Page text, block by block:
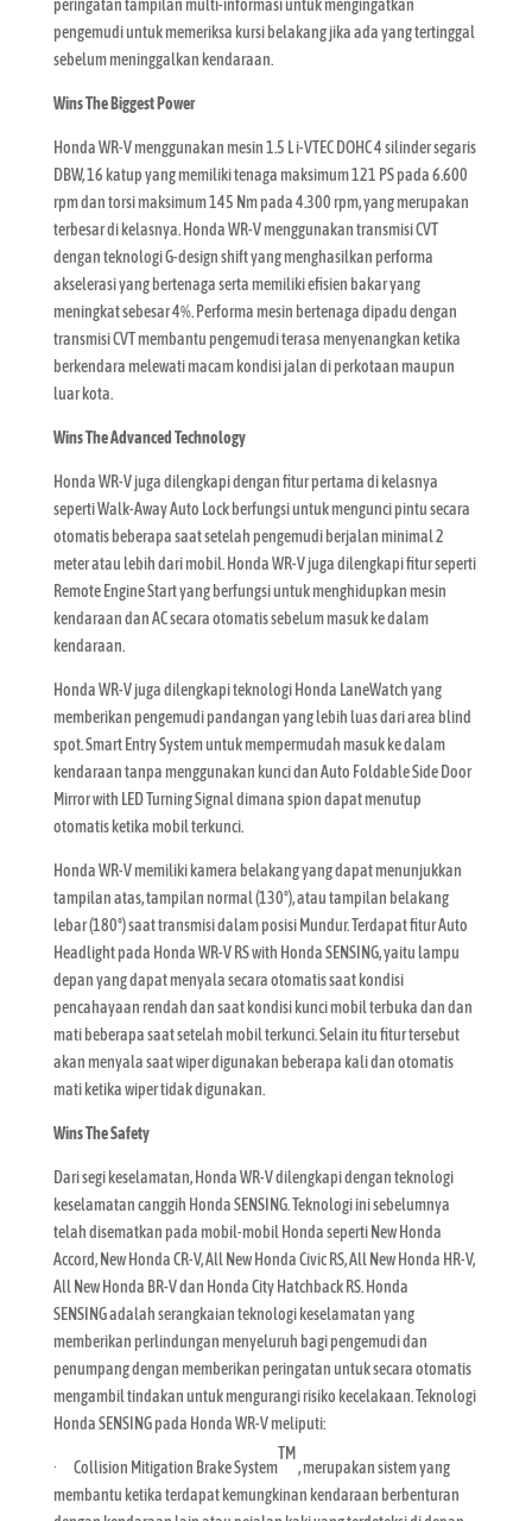
peringatan tampilan multi-informasi untuk mengingatkan
pengemudi untuk memeriksa kursi belakang jika ada yang tertinggal
sebelum meninggalkan kendaraan.
Wins The Biggest Power
Honda WR-V menggunakan mesin 1.5 L i-VTEC DOHC 4 silinder segaris
DBW, 16 katup yang memiliki tenaga maksimum 121 PS pada 6.600
rpm dan torsi maksimum 145 Nm pada 4.300 rpm, yang merupakan
terbesar di kelasnya. Honda WR-V menggunakan transmisi CVT
dengan teknologi G-design shift yang menghasilkan performa
akselerasi yang bertenaga serta memiliki efisien bakar yang
meningkat sebesar 4%. Performa mesin bertenaga dipadu dengan
transmisi CVT membantu pengemudi terasa menyenangkan ketika
berkendara melewati macam kondisi jalan di perkotaan maupun
luar kota.
Wins The Advanced Technology
Honda WR-V juga dilengkapi dengan fitur pertama di kelasnya
seperti Walk-Away Auto Lock berfungsi untuk mengunci pintu secara
otomatis beberapa saat setelah pengemudi berjalan minimal 2
meter atau lebih dari mobil. Honda WR-V juga dilengkapi fitur seperti
Remote Engine Start yang berfungsi untuk menghidupkan mesin
kendaraan dan AC secara otomatis sebelum masuk ke dalam
kendaraan.
Honda WR-V juga dilengkapi teknologi Honda LaneWatch yang
memberikan pengemudi pandangan yang lebih luas dari area blind
spot. Smart Entry System untuk mempermudah masuk ke dalam
kendaraan tanpa menggunakan kunci dan Auto Foldable Side Door
Mirror with LED Turning Signal dimana spion dapat menutup
otomatis ketika mobil terkunci.
Honda WR-V memiliki kamera belakang yang dapat menunjukkan
tampilan atas, tampilan normal (130°), atau tampilan belakang
lebar (180°) saat transmisi dalam posisi Mundur. Terdapat fitur Auto
Headlight pada Honda WR-V RS with Honda SENSING, yaitu lampu
depan yang dapat menyala secara otomatis saat kondisi
pencahayaan rendah dan saat kondisi kunci mobil terbuka dan dan
mati beberapa saat setelah mobil terkunci. Selain itu fitur tersebut
akan menyala saat wiper digunakan beberapa kali dan otomatis
mati ketika wiper tidak digunakan.
Wins The Safety
Dari segi keselamatan, Honda WR-V dilengkapi dengan teknologi
keselamatan canggih Honda SENSING. Teknologi ini sebelumnya
telah disematkan pada mobil-mobil Honda seperti New Honda
Accord, New Honda CR-V, All New Honda Civic RS, All New Honda HR-V,
All New Honda BR-V dan Honda City Hatchback RS. Honda
SENSING adalah serangkaian teknologi keselamatan yang
memberikan perlindungan menyeluruh bagi pengemudi dan
penumpang dengan memberikan peringatan untuk secara otomatis
mengambil tindakan untuk mengurangi risiko kecelakaan. Teknologi
Honda SENSING pada Honda WR-V meliputi:
· Collision Mitigation Brake System
TM
, merupakan sistem yang
membantu ketika terdapat kemungkinan kendaraan berbenturan